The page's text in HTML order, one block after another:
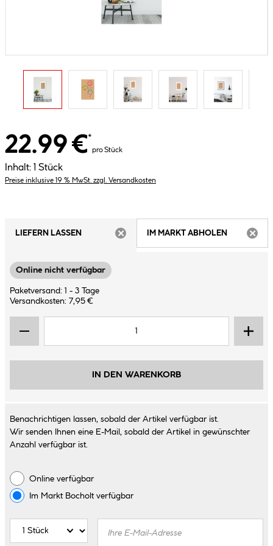
22.99 €*
pro Stück
Inhalt: 1 Stück
Preise inklusive 19 % MwSt. zzgl. Versandkosten
LIEFERN LASSEN
IM MARKT ABHOLEN
Online nicht verfügbar
Paketversand: 1 - 3 Tage
Versandkosten: 7,95 €
IN DEN WARENKORB
Benachrichtigen lassen, sobald der Artikel verfügbar ist.
Wir senden Ihnen eine E-Mail, sobald der Artikel in gewünschter
Anzahl verfügbar ist.
Online verfügbar
Im Markt Bocholtverfügbar